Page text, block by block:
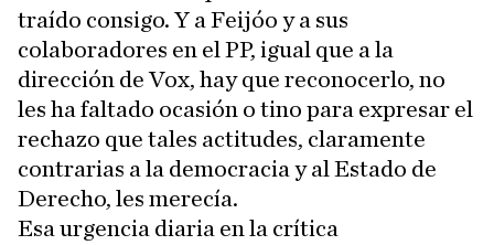
traído consigo. Y a Feijóo y a sus
colaboradores en el PP, igual que a la
dirección de Vox, hay que reconocerlo, no
les ha faltado ocasión o tino para expresar el
rechazo que tales actitudes, claramente
contrarias a la democracia y al Estado de
Derecho, les merecía.
Esa urgencia diaria en la crítica